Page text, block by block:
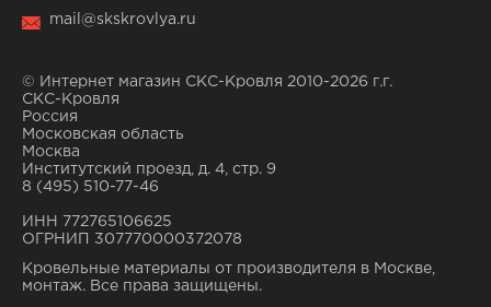
mail@skskrovlya.ru
© Интернет магазин СКС-Кровля 2010-2026 г.г.
СКС-Кровля
Россия
Московская область
Москва
Институтский проезд, д. 4, стр. 9
8 (495) 510-77-46
ИНН 772765106625
ОГРНИП 307770000372078
Кровельные материалы от производителя в Москве,
монтаж. Все права защищены.